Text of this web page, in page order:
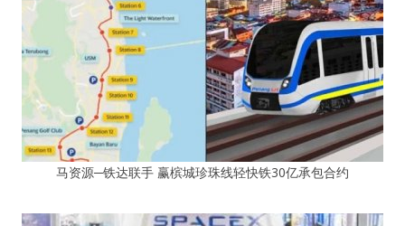
马资源─铁达联手 赢槟城珍珠线轻快铁30亿承包合约